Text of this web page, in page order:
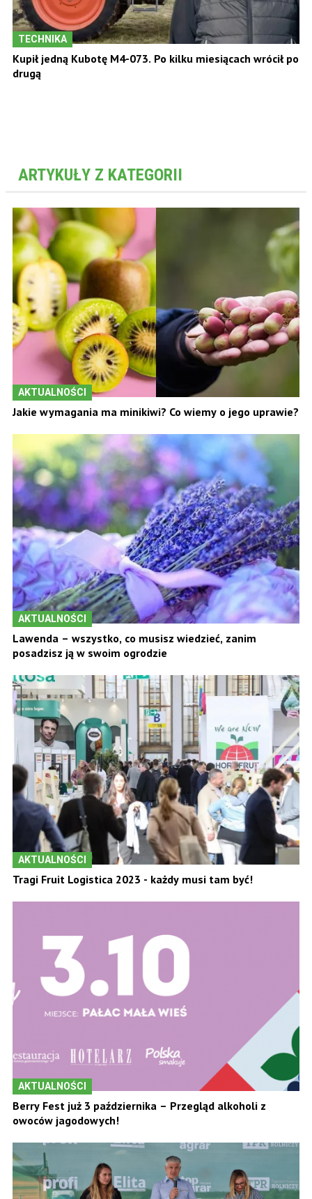
TECHNIKA
Kupił jedną Kubotę M4-073. Po kilku miesiącach wrócił po
drugą
ARTYKUŁY Z KATEGORII
AKTUALNOŚCI
Jakie wymagania ma minikiwi? Co wiemy o jego uprawie?
AKTUALNOŚCI
Lawenda – wszystko, co musisz wiedzieć, zanim
posadzisz ją w swoim ogrodzie
AKTUALNOŚCI
Tragi Fruit Logistica 2023 - każdy musi tam być!
AKTUALNOŚCI
Berry Fest już 3 października – Przegląd alkoholi z
owoców jagodowych!